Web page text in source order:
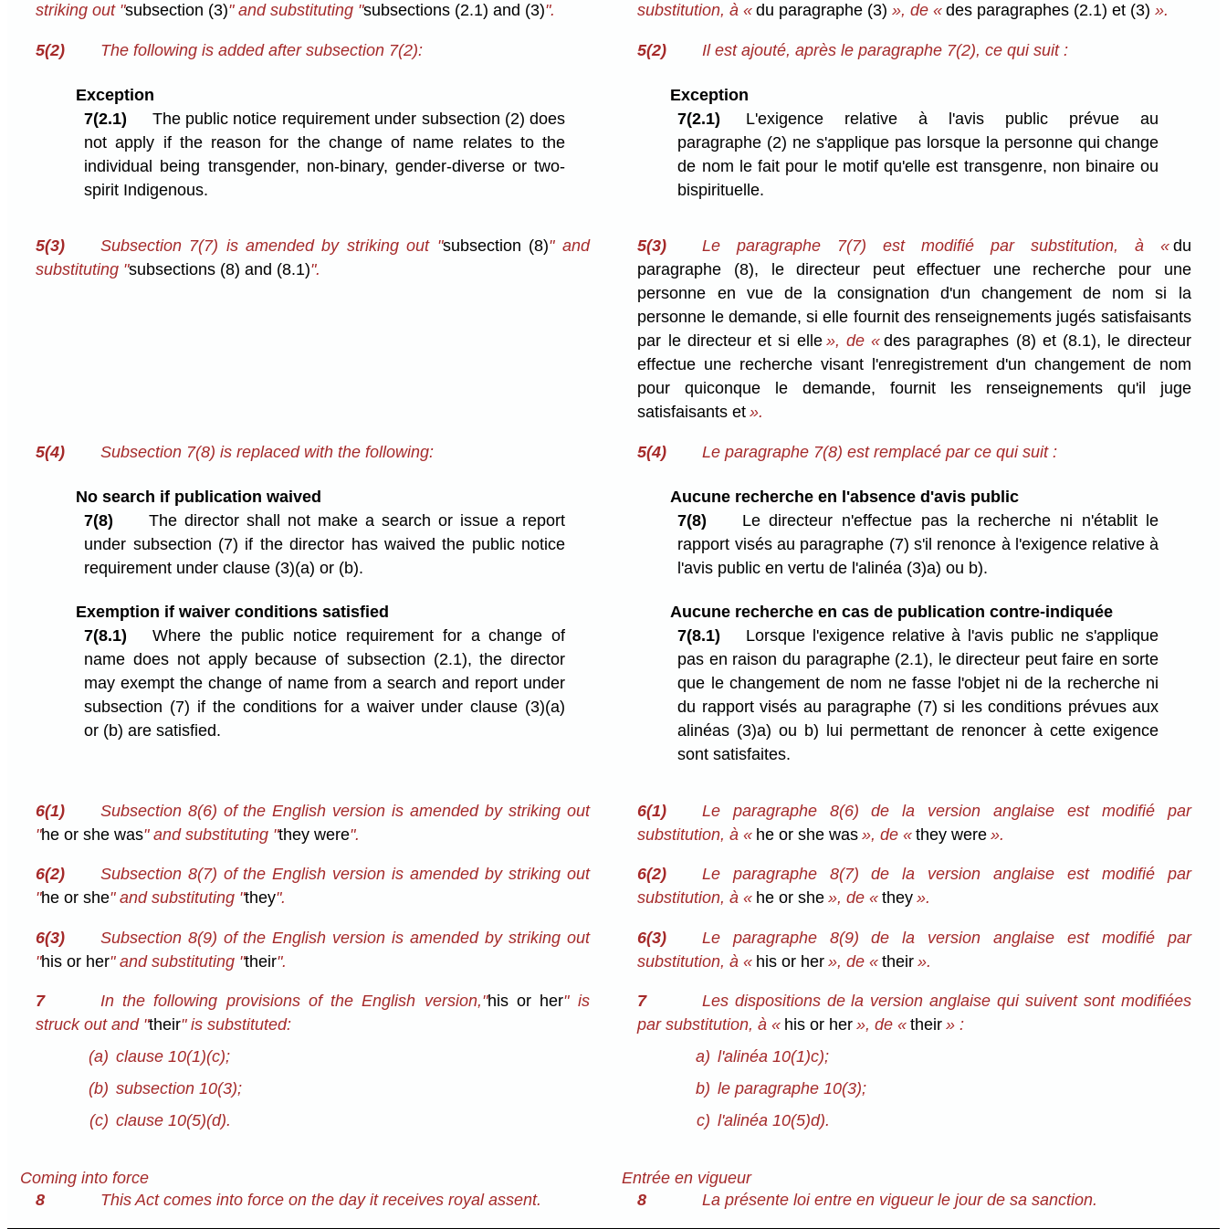
striking out "subsection (3)" and substituting "subsections (2.1) and (3)".
substitution, à «du paragraphe (3)», de «des paragraphes (2.1) et (3)».
5(2) The following is added after subsection 7(2): 5(2) Il est ajouté, après le paragraphe 7(2), ce qui suit :
Exception
7(2.1)
The public notice requirement under subsection (2) does
not apply if the reason for the change of name relates to the
individual being transgender, non-binary, gender-diverse or two-
spirit Indigenous.
Exception
7(2.1)
L'exigence relative à l'avis public prévue au
paragraphe (2) ne s'applique pas lorsque la personne qui change
de nom le fait pour le motif qu'elle est transgenre, non binaire ou
bispirituelle.
5(3) Subsection 7(7) is amended by striking out "subsection (8)" and
substituting "subsections (8) and (8.1)".
5(3) Le paragraphe 7(7) est modifié par substitution, à « du
paragraphe (8), le directeur peut effectuer une recherche pour une
personne en vue de la consignation d'un changement de nom si la
personne le demande, si elle fournit des renseignements jugés satisfaisants
par le directeur et si elle», de «des paragraphes (8) et (8.1), le directeur
effectue une recherche visant l'enregistrement d'un changement de nom
pour quiconque le demande, fournit les renseignements qu'il juge
satisfaisants et ».
5(4) Subsection 7(8) is replaced with the following: 5(4) Le paragraphe 7(8) est remplacé par ce qui suit :
No search if publication waived
7(8)
The director shall not make a search or issue a report
under subsection (7) if the director has waived the public notice
requirement under clause (3)⁠(a) or (b).
Aucune recherche en l'absence d'avis public
7(8)
Le directeur n'effectue pas la recherche ni n'établit le
rapport visés au paragraphe (7) s'il renonce à l'exigence relative à
l'avis public en vertu de l'alinéa (3)a) ou b).
Exemption if waiver conditions satisfied
7(8.1)
Where the public notice requirement for a change of
name does not apply because of subsection (2.1), the director
may exempt the change of name from a search and report under
subsection (7) if the conditions for a waiver under clause (3)⁠(a)
or (b) are satisfied.
Aucune recherche en cas de publication contre-indiquée
7(8.1)
Lorsque l'exigence relative à l'avis public ne s'applique
pas en raison du paragraphe (2.1), le directeur peut faire en sorte
que le changement de nom ne fasse l'objet ni de la recherche ni
du rapport visés au paragraphe (7) si les conditions prévues aux
alinéas (3)a) ou b) lui permettant de renoncer à cette exigence
sont satisfaites.
6(1)
Subsection 8(6) of the English version is amended by striking out
"he or she was" and substituting "they were".
6(1)
Le paragraphe 8(6) de la version anglaise est modifié par
substitution, à « he or she was », de «they were».
6(2)
Subsection 8(7) of the English version is amended by striking out
"he or she" and substituting "they".
6(2)
Le paragraphe 8(7) de la version anglaise est modifié par
substitution, à « he or she », de «they».
6(3)
Subsection 8(9) of the English version is amended by striking out
"his or her" and substituting "their".
6(3)
Le paragraphe 8(9) de la version anglaise est modifié par
substitution, à « his or her », de «their».
7 In the following provisions of the English version,"his or her" is
struck out and "their" is substituted:
(a) clause 10(1)⁠(c);
(b) subsection 10(3);
(c) clause 10(5)⁠(d).
7
Les dispositions de la version anglaise qui suivent sont modifiées
par substitution, à « his or her », de «their» :
a) l'alinéa 10(1)c);
b) le paragraphe 10(3);
c) l'alinéa 10(5)d).
Coming into force
8
This Act comes into force on the day it receives royal assent.
Entrée en vigueur
8
La présente loi entre en vigueur le jour de sa sanction.